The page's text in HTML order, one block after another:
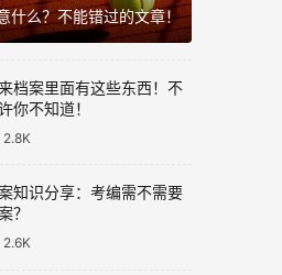
什么？不能错过的文章！
档案里面有这些东西！不
你不知道！
2.8K
知识分享：考编需不需要
？
2.6K